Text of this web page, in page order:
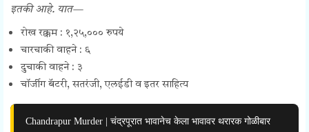
इतकी आहे. यात—
रोख रक्कम : १,२५,००० रुपये
चारचाकी वाहने : ६
दुचाकी वाहने : ३
चॉर्जीग बॅटरी, सतरंजी, एलईडी व इतर साहित्य
Chandrapur Murder | चंद्रपूरात भावानेच केला भावावर थरारक गोळीबार